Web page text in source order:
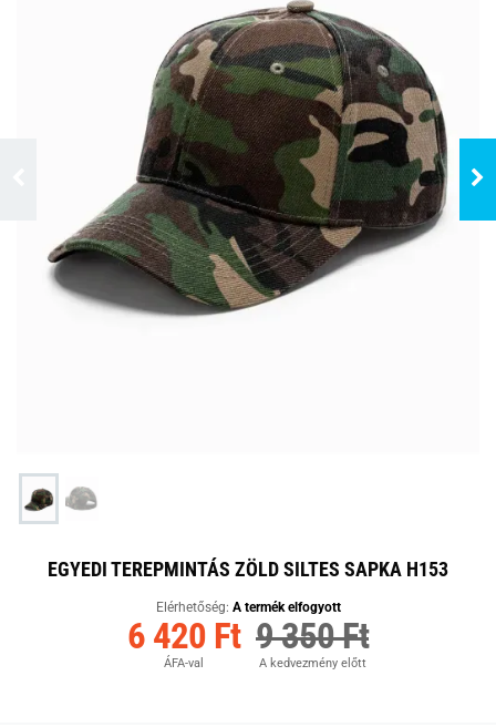
EGYEDI TEREPMINTÁS ZÖLD SILTES SAPKA H153
Elérhetőség: A termék elfogyott
6 420 Ft
ÁFA-val
9 350 Ft
A kedvezmény előtt